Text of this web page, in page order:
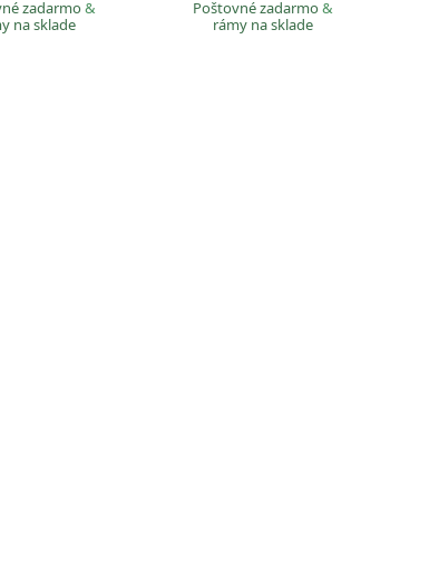
zadarmo&
na sklade
Poštovné zadarmo&
rámy na sklade